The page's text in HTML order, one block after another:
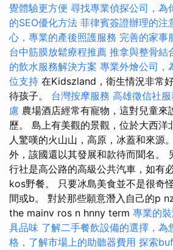
覺體驗更方便 尋找專業偵探公司，為
的SEO優化方法 菲律賓簽證辦理的注
心，專業的產後照護服務 完善的家事
台中筋膜放鬆療程推薦 推拿與整骨結
的飲水服務解決方案 專業外燴公司，
位支持 在Kidszland，衛生情況非常
待孩子。 台灣按摩服務 高雄徵信社
慮 農場酒店經常有寵物，這對兒童來
歷。 島上有美觀的景觀，位於大西洋
人驚嘆的火山山，高原，冰蓋和來源
外，該國還以其發展和款待而聞名。
行社是高公路的高級公共汽車，如有
kos野餐。 只要冰島美食並不是很奇
間或b。 對於那些願意潛入自己的p
the mainv ros n hnny term 專業的
具品味 了解二手餐飲設備的選擇，為
格，了解市場上的助聽器費用 探索